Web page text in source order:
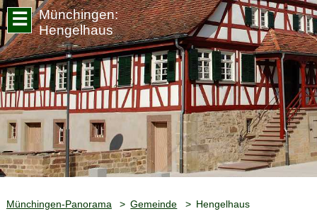
☰
Münchingen:
Hengelhaus
Münchingen-Panorama Gemeinde Hengelhaus